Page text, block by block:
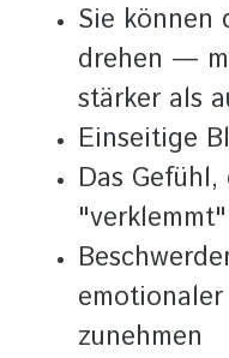
Sie können
drehen —
stärker als
Einseitige
Das
"verklemmt"
zunehmen